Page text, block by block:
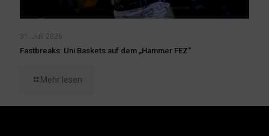
31. Juli 2026
Fastbreaks: Uni Baskets auf dem „Hammer FEZ“
Mehr lesen